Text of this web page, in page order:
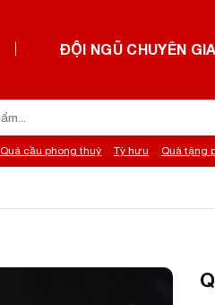
ĐỘI NGŨ CHUYÊN GIA
Quả cầu phong thuỷ Tỳ hưu Quà tặng